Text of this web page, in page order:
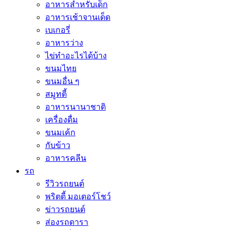
อาหารสำหรับเด็ก
อาหารเช้าจานเด็ด
เบเกอรี่
อาหารว่าง
ไข่ทำอะไรได้บ้าง
ขนมไทย
ขนมอื่น ๆ
สมูทตี้
อาหารนานาชาติ
เครื่องดื่ม
ขนมเค้ก
กับข้าว
อาหารคลีน
รถ
รีวิวรถยนต์
พริตตี้ มอเตอร์โชว์
ข่าวรถยนต์
ส่องรถดารา